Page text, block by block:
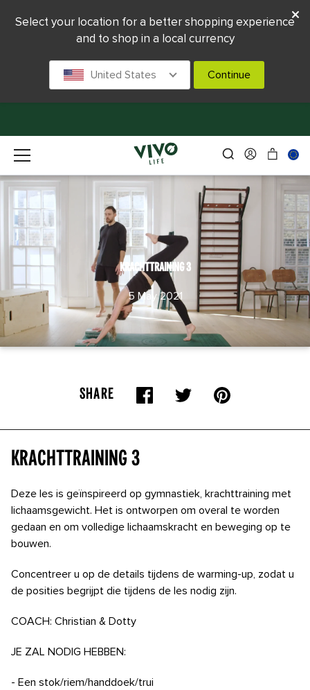
KRACHTTRAINING 3
5 May 2021
SHARE
Krachttraining 3
Deze les is geïnspireerd op gymnastiek, krachttraining met
lichaamsgewicht. Het is ontworpen om overal te worden
gedaan en om volledige lichaamskracht en beweging op te
bouwen.
Concentreer u op de details tijdens de warming-up, zodat u
de posities begrijpt die tijdens de les nodig zijn.
COACH: Christian & Dotty
JE ZAL NODIG HEBBEN:
- Een stok/riem/handdoek/trui
Select your location for a better shopping experience
and to shop in a local currency
United States Continue